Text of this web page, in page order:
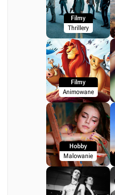
Filmy
Thrillery
Filmy
Animowane
Hobby
Malowanie